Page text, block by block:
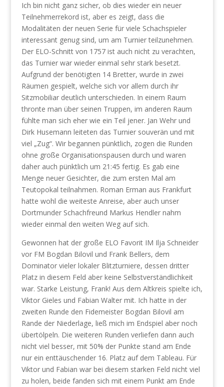
Ich bin nicht ganz sicher, ob dies wieder ein neuer
Teilnehmerrekord ist, aber es zeigt, dass die
Modalitäten der neuen Serie für viele Schachspieler
interessant genug sind, um am Turnier teilzunehmen.
Der ELO-Schnitt von 1757 ist auch nicht zu verachten,
das Turnier war wieder einmal sehr stark besetzt.
Aufgrund der benötigten 14 Bretter, wurde in zwei
Räumen gespielt, welche sich vor allem durch ihr
Sitzmobiliar deutlich unterschieden. In einem Raum
thronte man über seinen Truppen, im anderen Raum
fühlte man sich eher wie ein Teil jener. Jan Wehr und
Dirk Husemann leiteten das Turnier souverän und mit
viel „Zug“. Wir begannen pünktlich, zogen die Runden
ohne große Organisationspausen durch und waren
daher auch pünktlich um 21:45 fertig. Es gab eine
Menge neuer Gesichter, die zum ersten Mal am
Teutopokal teilnahmen. Roman Erman aus Frankfurt
hatte wohl die weiteste Anreise, aber auch unser
Dortmunder Schachfreund Markus Hendler nahm
wieder einmal den weiten Weg auf sich.
Gewonnen hat der große ELO Favorit IM Ilja Schneider
vor FM Bogdan Bilovil und Frank Bellers, dem
Dominator vieler lokaler Blitzturniere, dessen dritter
Platz in diesem Feld aber keine Selbstverständlichkeit
war. Starke Leistung, Frank! Aus dem Altkreis spielte ich,
Viktor Gieles und Fabian Walter mit. Ich hatte in der
zweiten Runde den Fidemeister Bogdan Bilovil am
Rande der Niederlage, ließ mich im Endspiel aber noch
übertölpeln. Die weiteren Runden verliefen dann auch
nicht viel besser, mit 50% der Punkte stand am Ende
nur ein enttäuschender 16. Platz auf dem Tableau. Für
Viktor und Fabian war bei diesem starken Feld nicht viel
zu holen, beide fanden sich mit einem Punkt am Ende